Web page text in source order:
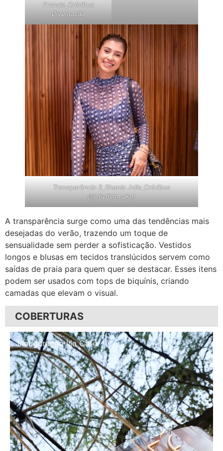
Francis_Créditos
Divulgação
Transparência 3_Rhania Julia_Créditos
@jellyfishmaker
A transparência surge como uma das tendências mais
desejadas do verão, trazendo um toque de
sensualidade sem perder a sofisticação. Vestidos
longos e blusas em tecidos translúcidos servem como
saídas de praia para quem quer se destacar. Esses itens
podem ser usados com tops de biquínis, criando
camadas que elevam o visual.
COBERTURAS
Inauguração Illa Café